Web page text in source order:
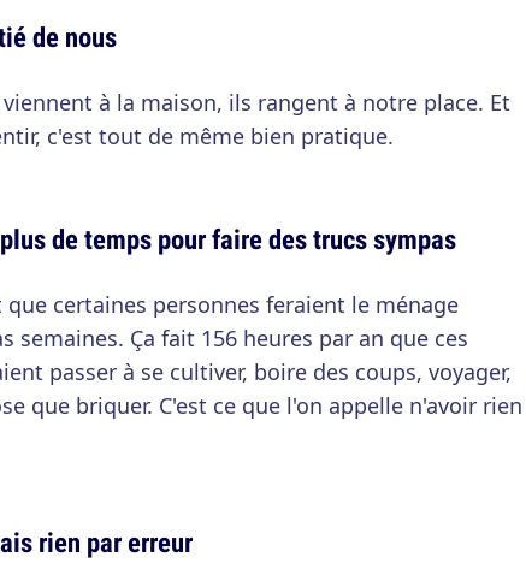
de nous
à la maison, ils rangent à notre place. Et
c'est tout de même bien pratique.
de temps pour faire des trucs sympas
certaines personnes feraient le ménage
semaines. Ça fait 156 heures par an que ces
passer à se cultiver, boire des coups, voyager,
que briquer. C'est ce que l'on appelle n'avoir rien
rien par erreur